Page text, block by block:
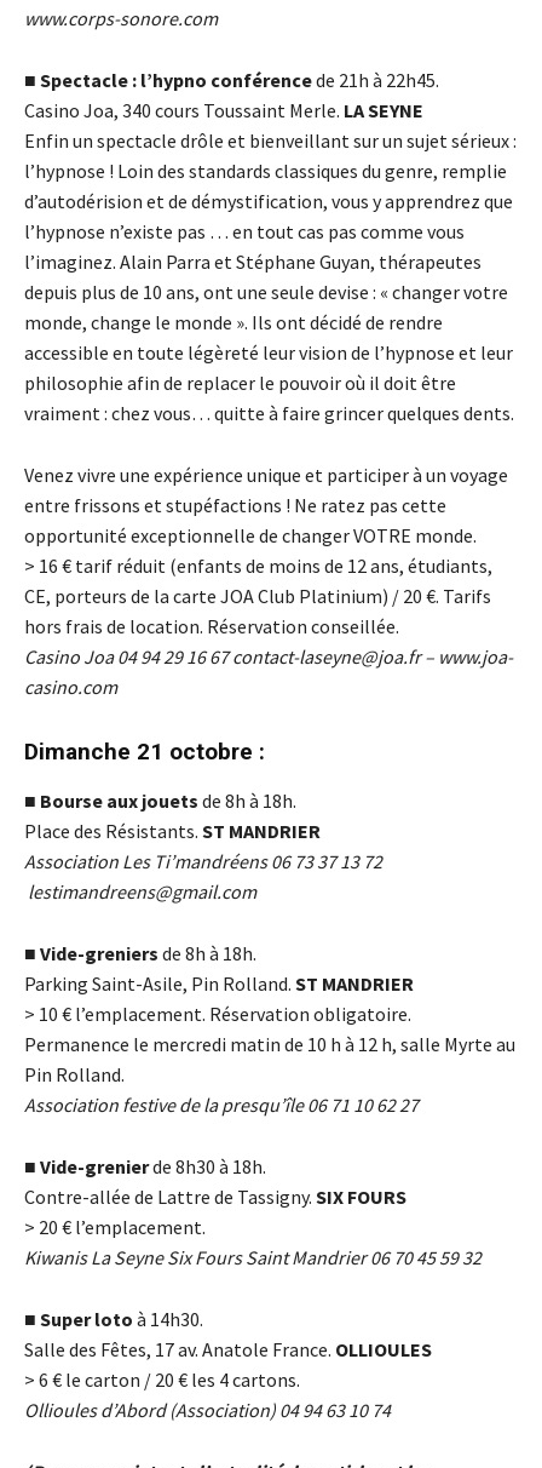
www.corps-sonore.com
■ Spectacle : l’hypno conférencede 21h à 22h45.
Casino Joa, 340 cours Toussaint Merle. LA SEYNE
Enfin un spectacle drôle et bienveillant sur un sujet sérieux :
l’hypnose ! Loin des standards classiques du genre, remplie
d’autodérision et de démystification, vous y apprendrez que
l’hypnose n’existe pas … en tout cas pas comme vous
l’imaginez. Alain Parra et Stéphane Guyan, thérapeutes
depuis plus de 10 ans, ont une seule devise : « changer votre
monde, change le monde ». Ils ont décidé de rendre
accessible en toute légèreté leur vision de l’hypnose et leur
philosophie afin de replacer le pouvoir où il doit être
vraiment : chez vous… quitte à faire grincer quelques dents.
Venez vivre une expérience unique et participer à un voyage
entre frissons et stupéfactions ! Ne ratez pas cette
opportunité exceptionnelle de changer VOTRE monde.
> 16 € tarif réduit (enfants de moins de 12 ans, étudiants,
CE, porteurs de la carte JOA Club Platinium) / 20 €. Tarifs
hors frais de location. Réservation conseillée.
Casino Joa 04 94 29 16 67contact-laseyne@joa.fr– www.joa-
casino.com
Dimanche 21 octobre :
■ Bourse aux jouets de 8h à 18h.
Place des Résistants. ST MANDRIER
Association Les Ti’mandréens 06 73 37 13 72
lestimandreens@gmail.com
■ Vide-greniers de 8h à 18h.
Parking Saint-Asile, Pin Rolland. ST MANDRIER
> 10 € l’emplacement. Réservation obligatoire.
Permanence le mercredi matin de 10 h à 12 h, salle Myrte au
Pin Rolland.
Association festive de la presqu’île 06 71 10 62 27
■ Vide-grenierde 8h30 à 18h.
Contre-allée de Lattre de Tassigny. SIX FOURS
> 20 € l’emplacement.
Kiwanis La Seyne Six Fours Saint Mandrier 06 70 45 59 32
■ Super loto à 14h30.
Salle des Fêtes, 17 av. Anatole France. OLLIOULES
> 6 € le carton / 20 € les 4 cartons.
Ollioules d’Abord (Association) 04 94 63 10 74